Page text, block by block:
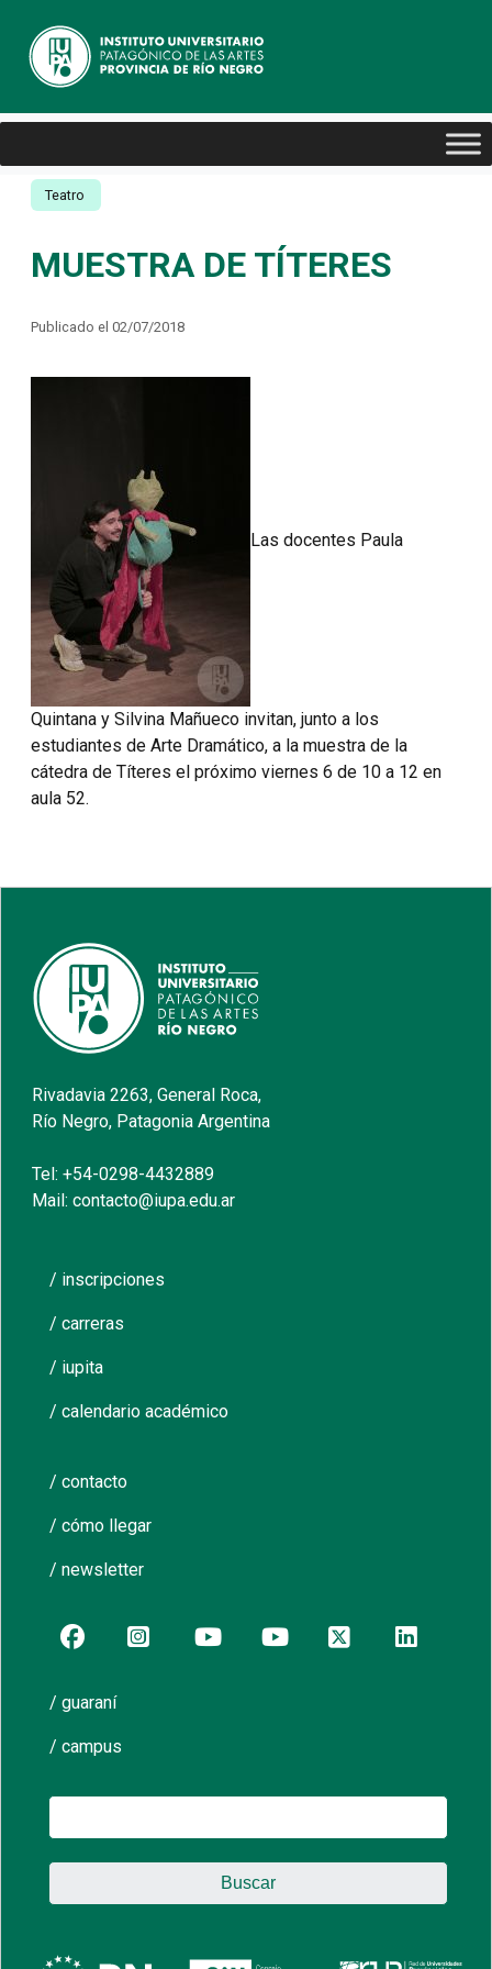
Teatro
MUESTRA DE TÍTERES
Publicado el 02/07/2018
Las docentes Paula
Quintana y Silvina Mañueco invitan, junto a los
estudiantes de Arte Dramático, a la muestra de la
cátedra de Títeres el próximo viernes 6 de 10 a 12 en
aula 52.
Rivadavia 2263, General Roca,
Río Negro, Patagonia Argentina
Tel: +54-0298-4432889
Mail: contacto@iupa.edu.ar
/ inscripciones
/ carreras
/ iupita
/ calendario académico
/ contacto
/ cómo llegar
/ newsletter
/ guaraní
/ campus
Buscar: